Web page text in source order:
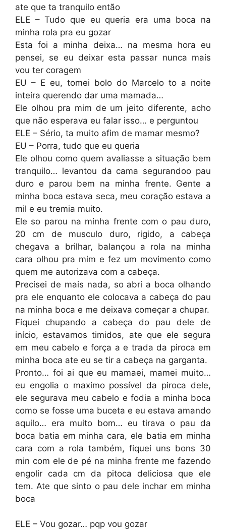
ate que ta tranquilo então
ELE – Tudo que eu queria era uma boca na
minha rola pra eu gozar
Esta foi a minha deixa… na mesma hora eu
pensei, se eu deixar esta passar nunca mais
vou ter coragem
EU – E eu, tomei bolo do Marcelo to a noite
inteira querendo dar uma mamada…
Ele olhou pra mim de um jeito diferente, acho
que não esperava eu falar isso… e perguntou
ELE – Sério, ta muito afim de mamar mesmo?
EU – Porra, tudo que eu queria
Ele olhou como quem avaliasse a situação bem
tranquilo… levantou da cama segurandoo pau
duro e parou bem na minha frente. Gente a
minha boca estava seca, meu coração estava a
mil e eu tremia muito.
Ele so parou na minha frente com o pau duro,
20 cm de musculo duro, rigido, a cabeça
chegava a brilhar, balançou a rola na minha
cara olhou pra mim e fez um movimento como
quem me autorizava com a cabeça.
Precisei de mais nada, so abri a boca olhando
pra ele enquanto ele colocava a cabeça do pau
na minha boca e me deixava começar a chupar.
Fiquei chupando a cabeça do pau dele de
início, estavamos timidos, ate que ele segura
em meu cabelo e força a e trada da piroca em
minha boca ate eu se tir a cabeça na garganta.
Pronto… foi ai que eu mamaei, mamei muito…
eu engolia o maximo possível da piroca dele,
ele segurava meu cabelo e fodia a minha boca
como se fosse uma buceta e eu estava amando
aquilo… era muito bom… eu tirava o pau da
boca batia em minha cara, ele batia em minha
cara com a rola também, fiquei uns bons 30
min com ele de pé na minha frente me fazendo
engolir cada cm da pitoca deliciosa que ele
tem. Ate que sinto o pau dele inchar em minha
boca
ELE – Vou gozar… pqp vou gozar